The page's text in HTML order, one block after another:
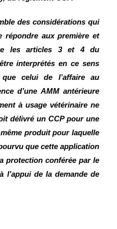
des considérations qui
répondre aux première et
les articles 3 et 4 du
interprétés en ce sens
celui de l’affaire au
d’une AMM antérieure
à usage vétérinaire ne
délivré un CCP pour une
produit pour laquelle
que cette application
protection conférée par le
l’appui de la demande de